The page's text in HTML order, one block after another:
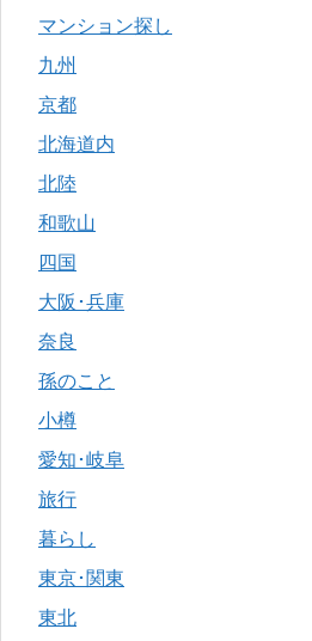
マンション探し
九州
京都
北海道内
北陸
和歌山
四国
大阪･兵庫
奈良
孫のこと
小樽
愛知･岐阜
旅行
暮らし
東京･関東
東北